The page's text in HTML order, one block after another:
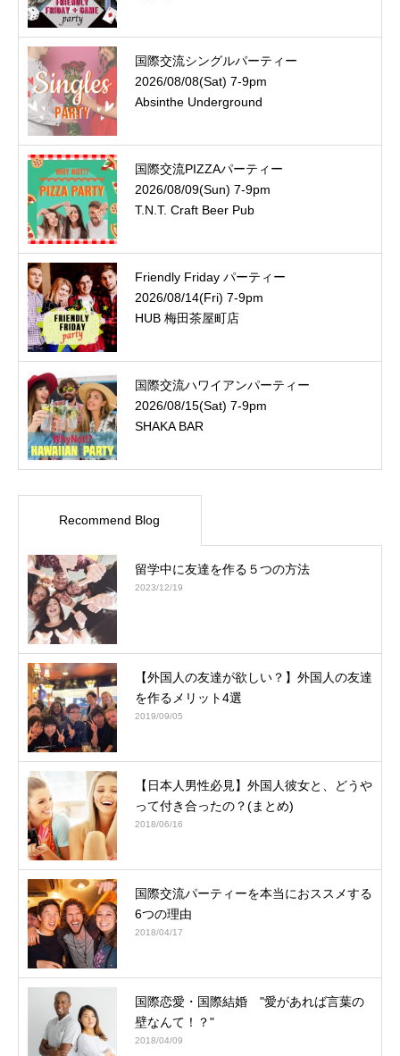
国際交流シングルパーティー
2026/08/08(Sat) 7-9pm
Absinthe Underground
国際交流PIZZAパーティー
2026/08/09(Sun) 7-9pm
T.N.T. Craft Beer Pub
Friendly Friday パーティー
2026/08/14(Fri) 7-9pm
HUB 梅田茶屋町店
国際交流ハワイアンパーティー
2026/08/15(Sat) 7-9pm
SHAKA BAR
Recommend Blog
留学中に友達を作る５つの方法
2023/12/19
【外国人の友達が欲しい？】外国人の友達
を作るメリット4選
2019/09/05
【日本人男性必見】外国人彼女と、どうや
って付き合ったの？(まとめ)
2018/06/16
国際交流パーティーを本当におススメする
6つの理由
2018/04/17
国際恋愛・国際結婚 "愛があれば言葉の
壁なんて！？"
2018/04/09